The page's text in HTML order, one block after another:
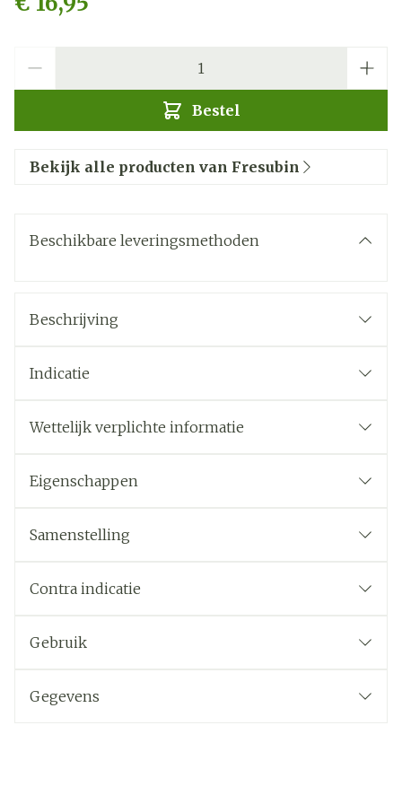
Bestel
Bekijk alle producten van Fresubin
Beschikbare leveringsmethoden
Beschrijving
Indicatie
Wettelijk verplichte informatie
Eigenschappen
Samenstelling
Contra indicatie
Gebruik
Gegevens